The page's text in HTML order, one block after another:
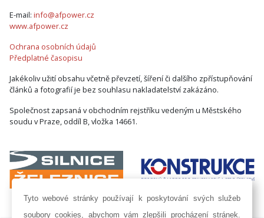
E-mail: info@afpower.cz
www.afpower.cz
Ochrana osobních údajů
Předplatné časopisu
Jakékoliv užití obsahu včetně převzetí, šíření či dalšího zpřístupňování
článků a fotografií je bez souhlasu nakladatelství zakázáno.
Společnost zapsaná v obchodním rejstříku vedeným u Městského
soudu v Praze, oddíl B, vložka 14661.
Tyto webové stránky používají k poskytování svých služeb
soubory cookies, abychom vám zlepšili procházení stránek.